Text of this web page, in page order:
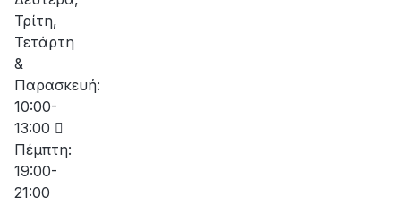
Τρίτη,
Τετάρτη
&
Παρασκευή:
10:00-
13:00 
Πέμπτη:
19:00-
21:00